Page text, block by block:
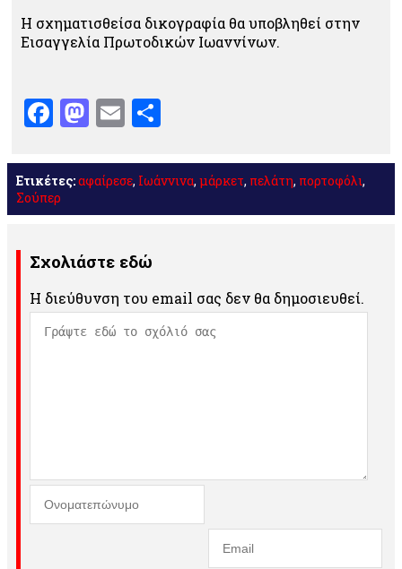
Η σχηματισθείσα δικογραφία θα υποβληθεί στην
Εισαγγελία Πρωτοδικών Ιωαννίνων.
Facebook
Mastodon
Email
Ετικέτες:αφαίρεσε, Ιωάννινα, μάρκετ, πελάτη, πορτοφόλι,
Σούπερ
Σχολιάστε εδώ
Η διεύθυνση του email σας δεν θα δημοσιευθεί.